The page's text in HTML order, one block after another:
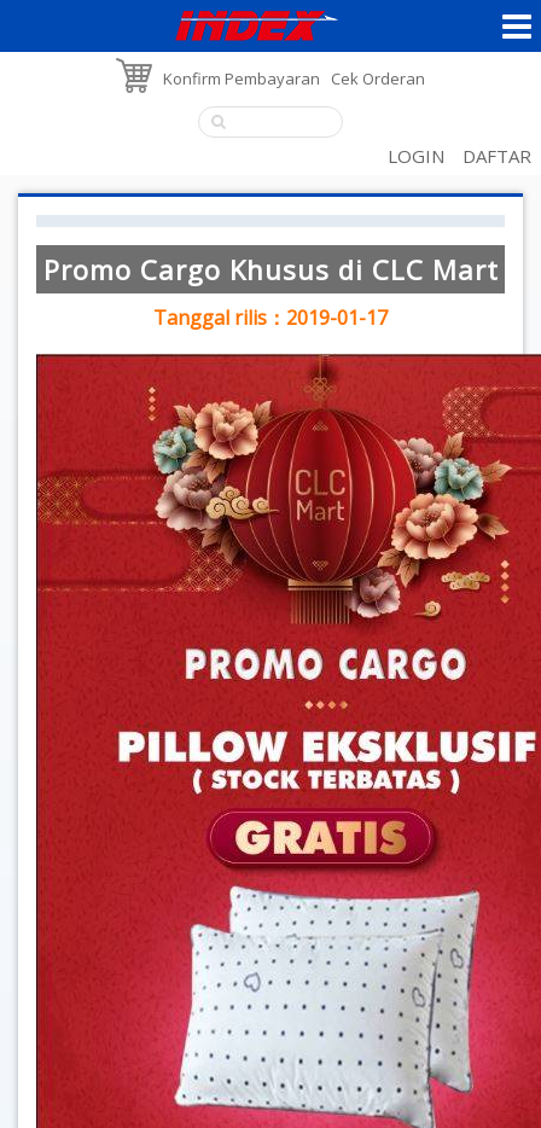
Konfirm Pembayaran Cek Orderan
LOGIN DAFTAR
Promo Cargo Khusus di CLC Mart
Tanggal rilis：2019-01-17